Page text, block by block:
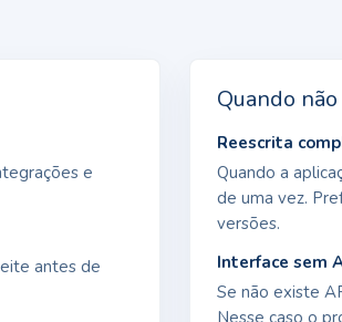
e
antes de
Quando
Reescrita
Quando a
de uma vez.
versões.
Interface sem
Se não existe
Nesse caso o